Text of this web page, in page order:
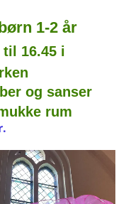
1-2 år
til 16.45 i
og sanser
rum